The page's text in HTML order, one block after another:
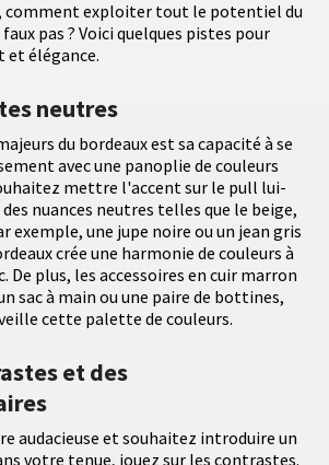
comment exploiter tout le potentiel du
pas ? Voici quelques pistes pour
et élégance.
neutres
du bordeaux est sa capacité à se
avec une panoplie de couleurs
mettre l'accent sur le pull lui-
nuances neutres telles que le beige,
exemple, une jupe noire ou un jean gris
crée une harmonie de couleurs à
De plus, les accessoires en cuir marron
sac à main ou une paire de bottines,
cette palette de couleurs.
et des
audacieuse et souhaitez introduire un
votre tenue, jouez sur les contrastes.